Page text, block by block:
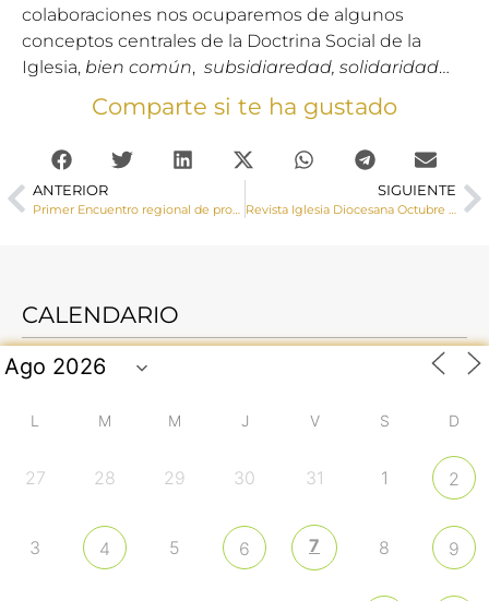
colaboraciones nos ocuparemos de algunos
conceptos centrales de la Doctrina Social de la
Iglesia, bien común, subsidiaredad, solidaridad…
Comparte si te ha gustado
ANTERIOR SIGUIENTE
CALENDARIO
L M M J V S D
27 28 29 30 31 1 2
3 4 5 6 7 8 9